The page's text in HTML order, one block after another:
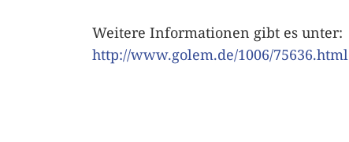
Weitere Informationen gibt es unter:
http://www.golem.de/1006/75636.html